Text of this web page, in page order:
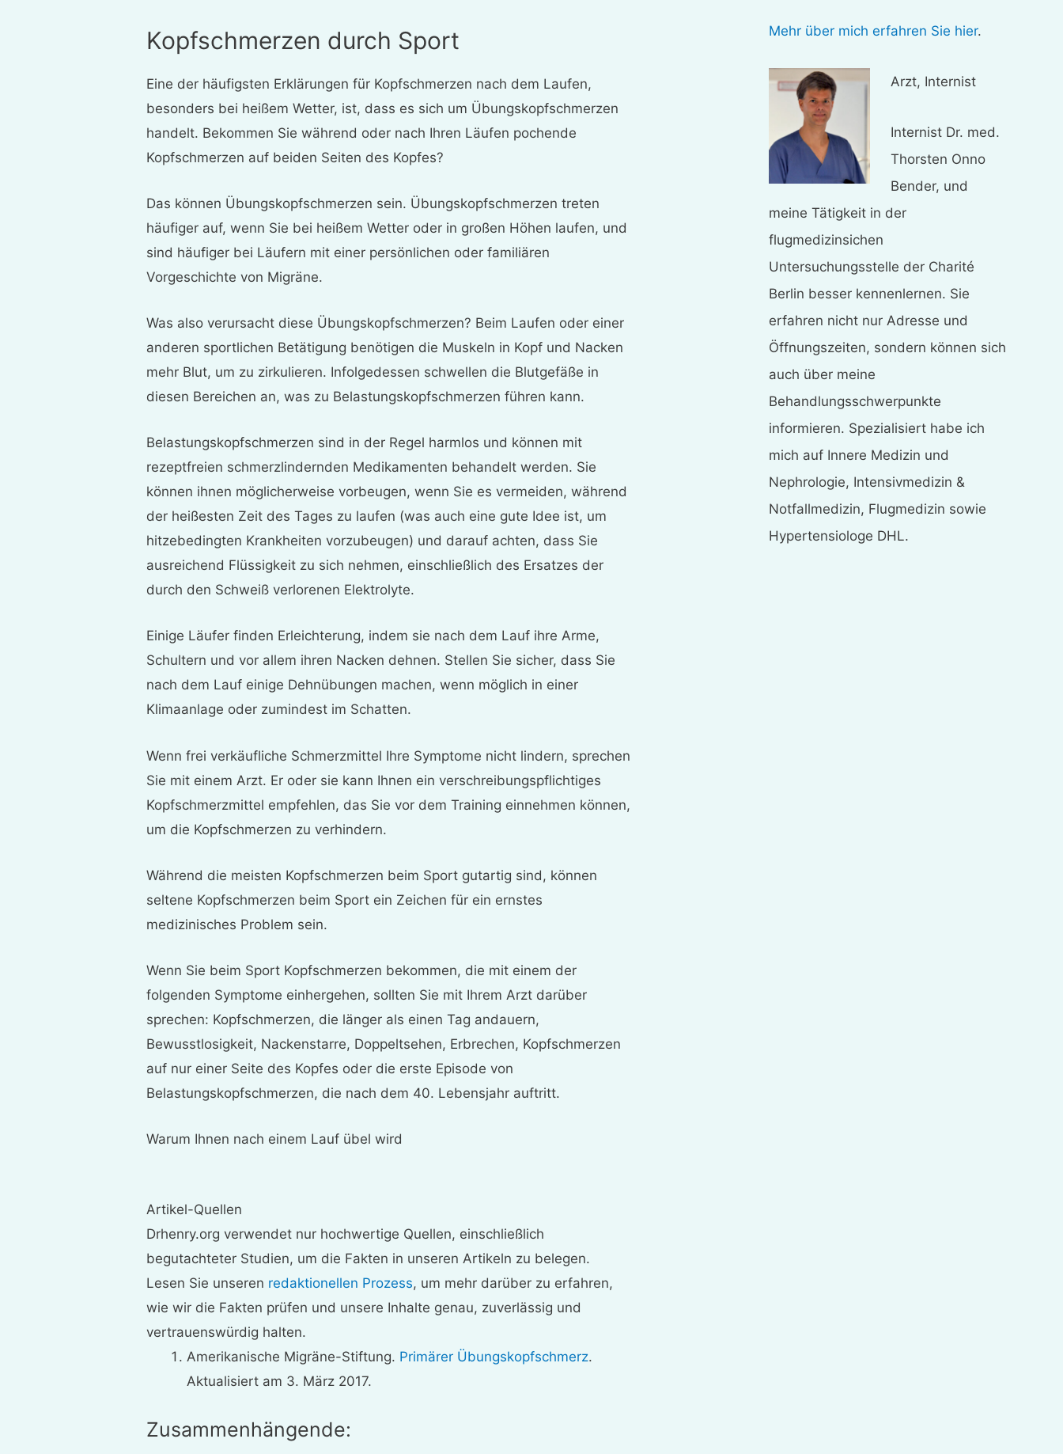
Kopfschmerzen durch Sport
Eine der häufigsten Erklärungen für Kopfschmerzen nach dem Laufen,
besonders bei heißem Wetter, ist, dass es sich um Übungskopfschmerzen
handelt. Bekommen Sie während oder nach Ihren Läufen pochende
Kopfschmerzen auf beiden Seiten des Kopfes?
Das können Übungskopfschmerzen sein. Übungskopfschmerzen treten
häufiger auf, wenn Sie bei heißem Wetter oder in großen Höhen laufen, und
sind häufiger bei Läufern mit einer persönlichen oder familiären
Vorgeschichte von Migräne.
Was also verursacht diese Übungskopfschmerzen? Beim Laufen oder einer
anderen sportlichen Betätigung benötigen die Muskeln in Kopf und Nacken
mehr Blut, um zu zirkulieren. Infolgedessen schwellen die Blutgefäße in
diesen Bereichen an, was zu Belastungskopfschmerzen führen kann.
Belastungskopfschmerzen sind in der Regel harmlos und können mit
rezeptfreien schmerzlindernden Medikamenten behandelt werden. Sie
können ihnen möglicherweise vorbeugen, wenn Sie es vermeiden, während
der heißesten Zeit des Tages zu laufen (was auch eine gute Idee ist, um
hitzebedingten Krankheiten vorzubeugen) und darauf achten, dass Sie
ausreichend Flüssigkeit zu sich nehmen, einschließlich des Ersatzes der
durch den Schweiß verlorenen Elektrolyte.
Einige Läufer finden Erleichterung, indem sie nach dem Lauf ihre Arme,
Schultern und vor allem ihren Nacken dehnen. Stellen Sie sicher, dass Sie
nach dem Lauf einige Dehnübungen machen, wenn möglich in einer
Klimaanlage oder zumindest im Schatten.
Wenn frei verkäufliche Schmerzmittel Ihre Symptome nicht lindern, sprechen
Sie mit einem Arzt. Er oder sie kann Ihnen ein verschreibungspflichtiges
Kopfschmerzmittel empfehlen, das Sie vor dem Training einnehmen können,
um die Kopfschmerzen zu verhindern.
Während die meisten Kopfschmerzen beim Sport gutartig sind, können
seltene Kopfschmerzen beim Sport ein Zeichen für ein ernstes
medizinisches Problem sein.
Wenn Sie beim Sport Kopfschmerzen bekommen, die mit einem der
folgenden Symptome einhergehen, sollten Sie mit Ihrem Arzt darüber
sprechen: Kopfschmerzen, die länger als einen Tag andauern,
Bewusstlosigkeit, Nackenstarre, Doppeltsehen, Erbrechen, Kopfschmerzen
auf nur einer Seite des Kopfes oder die erste Episode von
Belastungskopfschmerzen, die nach dem 40. Lebensjahr auftritt.
Warum Ihnen nach einem Lauf übel wird
Artikel-Quellen
Drhenry.org verwendet nur hochwertige Quellen, einschließlich
begutachteter Studien, um die Fakten in unseren Artikeln zu belegen.
Lesen Sie unseren redaktionellen Prozess, um mehr darüber zu erfahren,
wie wir die Fakten prüfen und unsere Inhalte genau, zuverlässig und
vertrauenswürdig halten.
Amerikanische Migräne-Stiftung. Primärer Übungskopfschmerz.
Aktualisiert am 3. März 2017.
Zusammenhängende:
Mehr über mich erfahren Sie hier.
Arzt, Internist
Internist Dr. med.
Thorsten Onno
Bender, und
meine Tätigkeit in der
flugmedizinsichen
Untersuchungsstelle der Charité
Berlin besser kennenlernen. Sie
erfahren nicht nur Adresse und
Öffnungszeiten, sondern können sich
auch über meine
Behandlungsschwerpunkte
informieren. Spezialisiert habe ich
mich auf Innere Medizin und
Nephrologie, Intensivmedizin &
Notfallmedizin, Flugmedizin sowie
Hypertensiologe DHL.